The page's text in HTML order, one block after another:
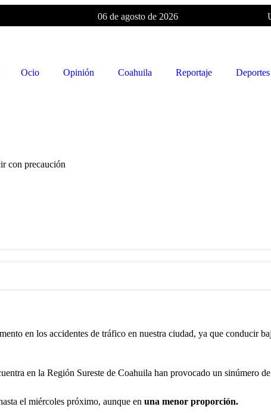
06 de agosto de 2026
Ocio Opinión Coahuila Reportaje Deportes
con precaución
en los accidentes de tráfico en nuestra ciudad, ya que conducir
en la Región Sureste de Coahuila han provocado un sinúmero
el miércoles próximo, aunque en una menor proporción.